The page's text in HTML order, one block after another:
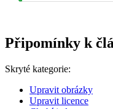
Připomínky k
Skryté kategorie:
Upravit obrázky
Upravit licence